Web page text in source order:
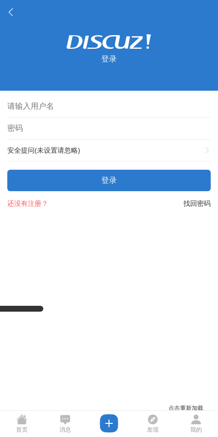
登录
安全提问(未设置请忽略)
登录
找回密码
还没有注册？
点击重新加载
首页 消息 发现 我的